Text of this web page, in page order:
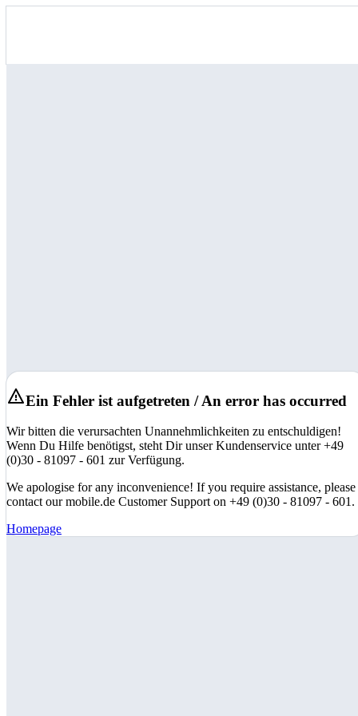
Ein Fehler ist aufgetreten / An error has occurred
Wir bitten die verursachten Unannehmlichkeiten zu entschuldigen!
Wenn Du Hilfe benötigst, steht Dir unser Kundenservice unter +49
(0)30 - 81097 - 601 zur Verfügung.
We apologise for any inconvenience! If you require assistance, please
contact our mobile.de Customer Support on +49 (0)30 - 81097 - 601.
Homepage